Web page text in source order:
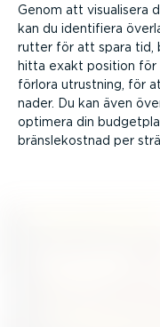
Genom att visualisera
kan du identifiera
rutter för att spara tid,
hitta exakt position för
förlora utrustning, för
nader. Du kan även
optimera din
bräns­le­kostnad per